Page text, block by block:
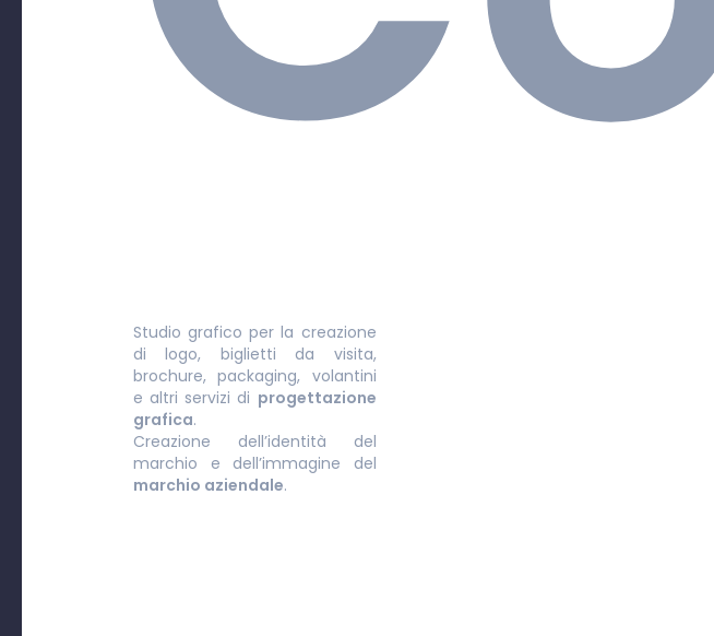
Studio grafico per la creazione
di logo, biglietti da visita,
brochure, packaging, volantini
e altri servizi di progettazione
grafica.
Creazione dell’identità del
marchio e dell’immagine del
marchio aziendale.